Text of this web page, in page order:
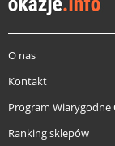
O nas
Kontakt
Program Wiarygodne
Ranking sklepów